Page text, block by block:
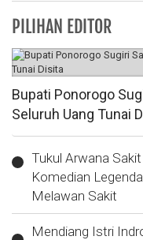
PILIHAN EDITOR
Bupati Ponorogo
Seluruh Uang Tunai
Tukul Arwana
Komedian
Melawan Sakit
Mendiang Istri